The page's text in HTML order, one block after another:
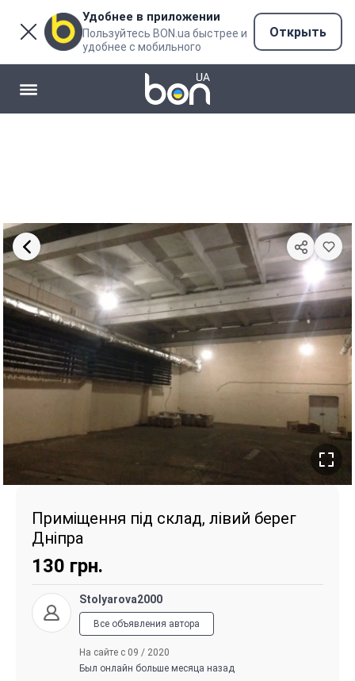
Удобнее в приложении
Пользуйтесь BON.ua быстрее и
удобнее с мобильного
Открыть
Приміщення під склад, лівий берег
Дніпра
130 грн.
Stolyarova2000
Все объявления автора
На сайте с 09 / 2020
Был онлайн больше месяца назад